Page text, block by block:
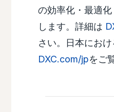
の効率化・最適
します。詳細は
さい。日本にお
DXC.com/jpをご